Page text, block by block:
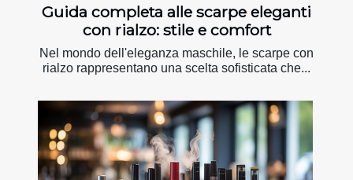
Guida completa alle scarpe eleganti
con rialzo: stile e comfort
Nel mondo dell'eleganza maschile, le scarpe con
rialzo rappresentano una scelta sofisticata che...